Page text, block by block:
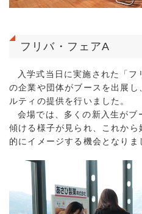
フリバ・フェアA
入学式当日に実施された「
の企業や団体がブースを出展
ルティの提供を行いました。
会場では、多くの新入生がブ
傾ける様子が見られ、これか
的にイメージする機会となりま